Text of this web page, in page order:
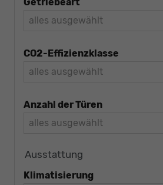
Getriebeart
alles ausgewählt
CO2-Effizienzklasse
alles ausgewählt
Anzahl der Türen
alles ausgewählt
Ausstattung
Klimatisierung